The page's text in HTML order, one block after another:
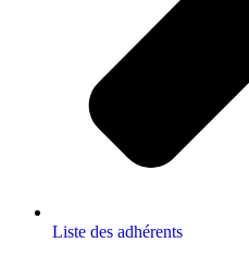
Liste des adhérents